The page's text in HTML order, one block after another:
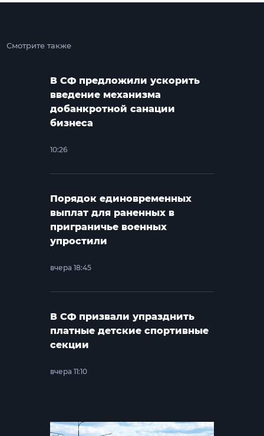
Смотрите также
В СФ предложили ускорить
введение механизма
добанкротной санации
бизнеса
10:26
Порядок единовременных
выплат для раненных в
приграничье военных
упростили
вчера 18:45
В СФ призвали упразднить
платные детские спортивные
секции
вчера 11:10